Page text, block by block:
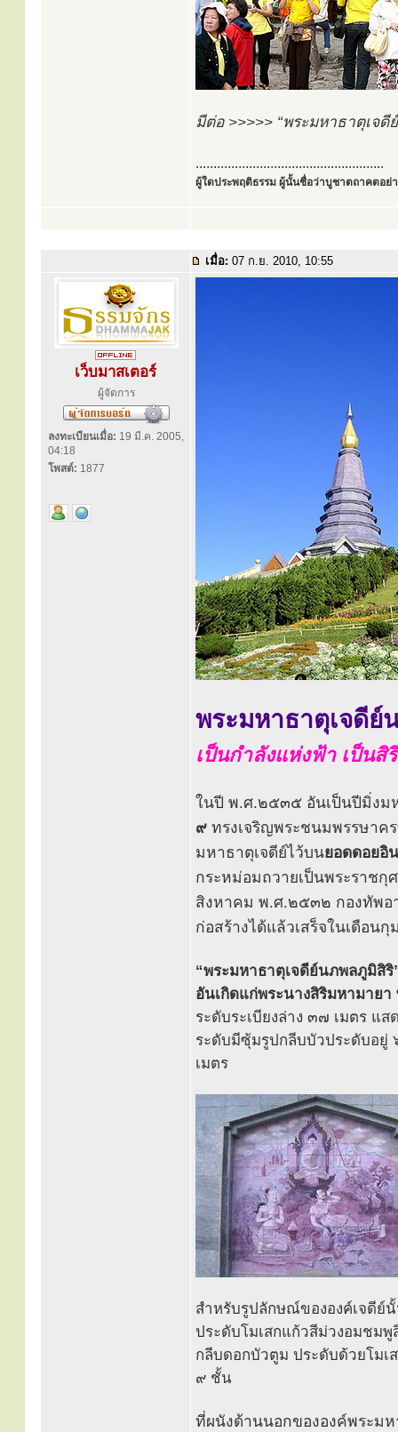
มีต่อ >>>>> “พระมหาธาตุเจ
.....................................................
ผู้ใดประพฤติธรรม ผู้นั้นชื่อว่าบูชาตถาคตอย่า
เมื่อ: 07 ก.ย. 2010, 10:55
เว็บมาสเตอร์
ผู้จัดการ
ลงทะเบียนเมื่อ: 19 มี.ค. 2005,
04:18
โพสต์: 1877
พระมหาธาตุเจดีย์
เป็นกำลังแห่งฟ้า เป็นสิ
ในปี พ.ศ.๒๕๓๕ อันเป็นปีมิ่งม
๙ ทรงเจริญพระชนมพรรษาค
มหาธาตุเจดีย์ไว้บนยอดดอยอิ
กระหม่อมถวายเป็นพระราชกุ
สิงหาคม พ.ศ.๒๕๓๒ กองทัพอ
ก่อสร้างได้แล้วเสร็จในเดือ
“พระมหาธาตุเจดีย์นภพลภูมิสิริ
อันเกิดแก่พระนางสิริมหามาย
ระดับระเบียงล่าง ๓๗ เมตร แส
ระดับมีซุ้มรูปกลีบบัวประดับอยู่
เมตร
สำหรับรูปลักษณ์ขององค์เจดีย์
ประดับโมเสกแก้วสีม่วงอมชม
กลีบดอกบัวตูม ประดับด้วยโมเ
๙ ชั้น
ที่ผนังด้านนอกขององค์พระมห